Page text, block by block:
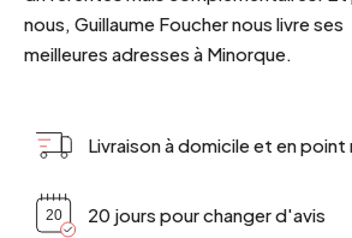
nous, Guillaume Foucher nous livre ses
meilleures adresses à Minorque.
Livraison à domicile et en point
20 jours pour changer d'avis